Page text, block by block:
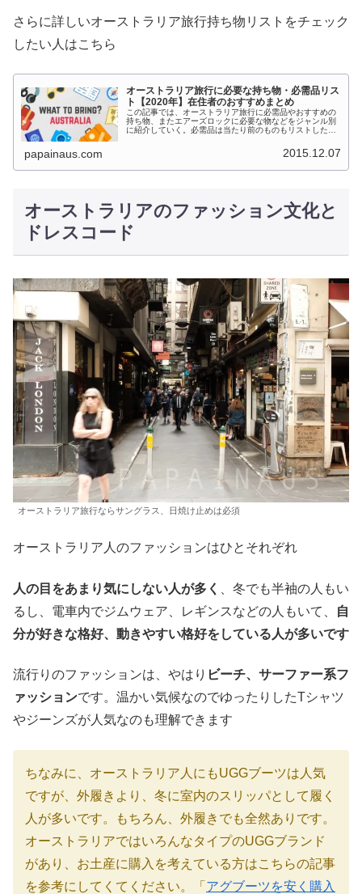
さらに詳しいオーストラリア旅行持ち物リストをチェック
したい人はこちら
オーストラリア旅行に必要な持ち物・必需品リス
ト【2020年】在住者のおすすめまとめ
この記事では、オーストラリア旅行に必需品やおすすめの
持ち物、またエアーズロックに必要な物などをジャンル別
に紹介していく。必需品は当たり前のものもリストした
と・注意点なども一緒に解説した。おすすめのものは旅慣
れた人も、一通りチェックしてみてほしい。記事の後半に
外なんでも手に入る。ただし、日本のものより質が悪いも
のも多く、日本で買って行った方がいいものも多くある。
papainaus.com 2015.12.07
オーストラリアのファッション文化と
ドレスコード
オーストラリア旅行ならサングラス、日焼け止めは必須
オーストラリア人のファッションはひとそれぞれ
人の目をあまり気にしない人が多く
、冬でも半袖の人もい
るし、電車内でジムウェア、レギンスなどの人もいて、
自
分が好きな格好、動きやすい格好をしている人が多いです
流行りのファッションは、やはり ビーチ、サーファー系フ
ァッションです。温かい気候なのでゆったりしたTシャツ
やジーンズが人気なのも理解できます
ちなみに、オーストラリア人にもUGGブーツは人気
ですが、外履きより、冬に室内のスリッパとして履く
人が多いです。もちろん、外履きでも全然ありです。
オーストラリアではいろんなタイプのUGGブランド
があり、お土産に購入を考えている方はこちらの記事
を参考にしてくてください。「 アグブーツを安く購入